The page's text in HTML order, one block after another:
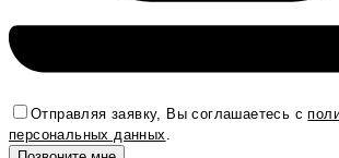
Отправляя заявку, Вы соглашаетесь с
персональных данных.